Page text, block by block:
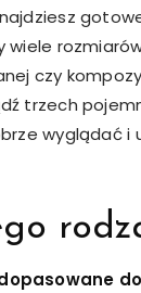
wiele
czy
trzech
wyglądać i